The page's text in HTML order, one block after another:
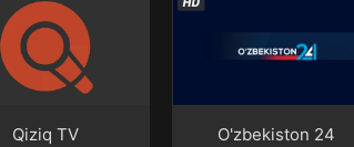
Qiziq TV O'zbekiston 24